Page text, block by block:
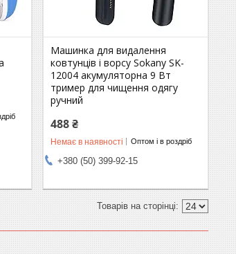
Машинка для видалення
ковтунців і ворсу Sokany SK-
12004 акумуляторна 9 Вт
тример для чищення одягу
ручний
488 ₴
Немає в наявності Оптом і в роздріб
+380 (50) 399-92-15